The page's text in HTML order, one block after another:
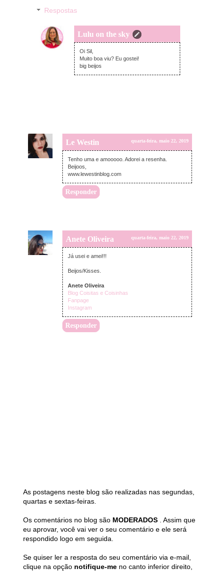
Respostas
Lulu on the sky
quarta-feira, maio 22, 2019
Oi Sil,
Muito boa viu? Eu gostei!
big beijos
Le Westin quarta-feira, maio 22, 2019
Tenho uma e amooooo. Adorei a resenha.
Beijoos,
www.lewestinblog.com
Responder
Anete Oliveira quarta-feira, maio 22, 2019
Já usei e amei!!!
Beijos/Kisses.
Anete Oliveira
Blog Coisitas e Coisinhas
Fanpage
Instagram
Responder
As postagens neste blog são realizadas nas segundas,
quartas e sextas-feiras.
Os comentários no blog são MODERADOS
. Assim que
eu aprovar, você vai ver o seu comentário e ele será
respondido logo em seguida.
Se quiser ler a resposta do seu comentário via e-mail,
clique na opção notifique-me no canto inferior direito,